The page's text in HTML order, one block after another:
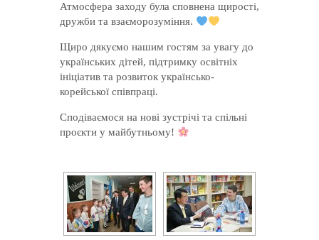
Атмосфера заходу була сповнена щирості,
дружби та взаєморозуміння.
Щиро дякуємо нашим гостям за увагу до
українських дітей, підтримку освітніх
ініціатив та розвиток українсько-
корейської співпраці.
Сподіваємося на нові зустрічі та спільні
проєкти у майбутньому!